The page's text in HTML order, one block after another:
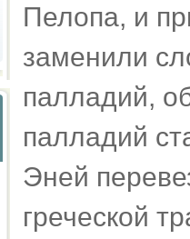
Пелопа, и
заменили
палладий,
палладий
Эней
греческой